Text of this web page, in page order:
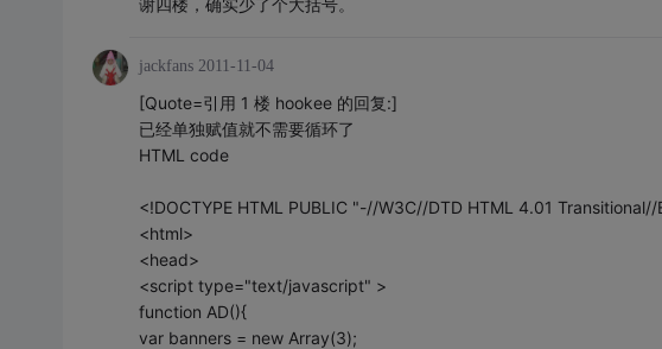
谢四楼，确实少了个大括号。
jackfans 2011-11-04
[Quote=引用 1 楼 hookee 的回复:]
已经单独赋值就不需要循环了
HTML code
<!DOCTYPE HTML PUBLIC "-//W3C//DTD HTML 4.01 Transitional//
<html>
<head>
<script type="text/javascript" >
function AD(){
var banners = new Array(3);